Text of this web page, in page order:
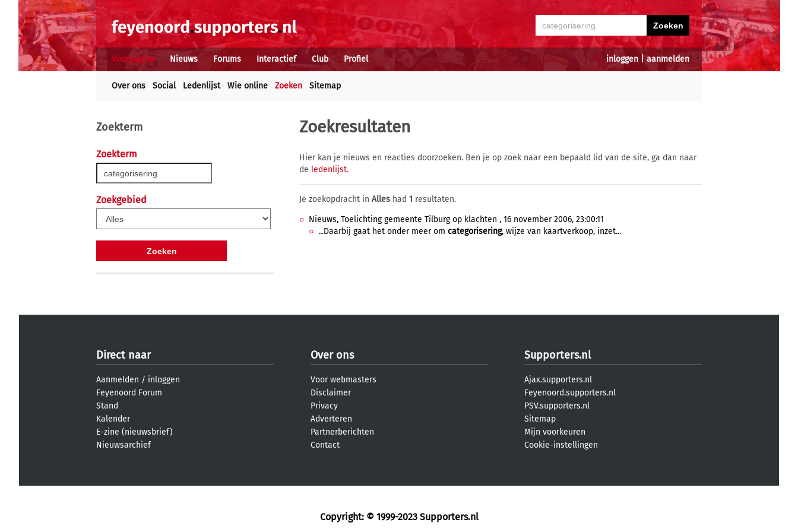
inloggen aanmelden
Voorpagina Nieuws Forums Interactief Club Profiel
Over ons Social Ledenlijst Wie online Zoeken Sitemap
Zoekterm
Zoekterm
Zoekgebied
Zoekresultaten
Hier kan je nieuws en reacties doorzoeken. Ben je op zoek naar een bepaald lid van de site, ga dan naar
de ledenlijst.
Je zoekopdracht in Alles had 1 resultaten.
Nieuws, Toelichting gemeente Tilburg op klachten , 16 november 2006, 23:00:11
...Daarbij gaat het onder meer om categorisering, wijze van kaartverkoop, inzet...
Direct naar
Aanmelden / inloggen
Feyenoord Forum
Stand
Kalender
E-zine (nieuwsbrief)
Nieuwsarchief
Over ons
Voor webmasters
Disclaimer
Privacy
Adverteren
Partnerberichten
Contact
Supporters.nl
Ajax.supporters.nl
Feyenoord.supporters.nl
PSV.supporters.nl
Sitemap
Mijn voorkeuren
Cookie-instellingen
Copyright: © 1999-2023 Supporters.nl